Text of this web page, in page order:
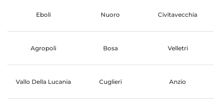
Eboli Nuoro Civitavecchia
Agropoli Bosa Velletri
Vallo Della Lucania Cuglieri Anzio